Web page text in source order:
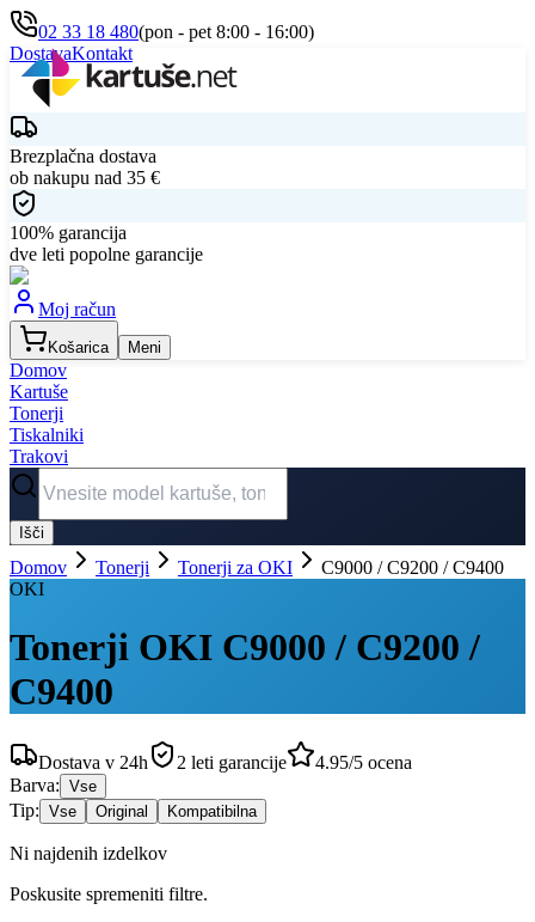
02 33 18 480(pon - pet 8:00 - 16:00)
DostavaKontakt
Brezplačna dostava
ob nakupu nad 35 €
100% garancija
dve leti popolne garancije
Moj račun
Košarica Meni
Domov
Kartuše
Tonerji
Tiskalniki
Trakovi
Išči
Domov Tonerji Tonerji za OKI
C9000 / C9200 / C9400
OKI
Tonerji OKI C9000 / C9200 /
C9400
Dostava v 24h 2 leti garancije
4.95/5 ocena
Barva: Vse
Tip: Vse Original Kompatibilna
Ni najdenih izdelkov
Poskusite spremeniti filtre.